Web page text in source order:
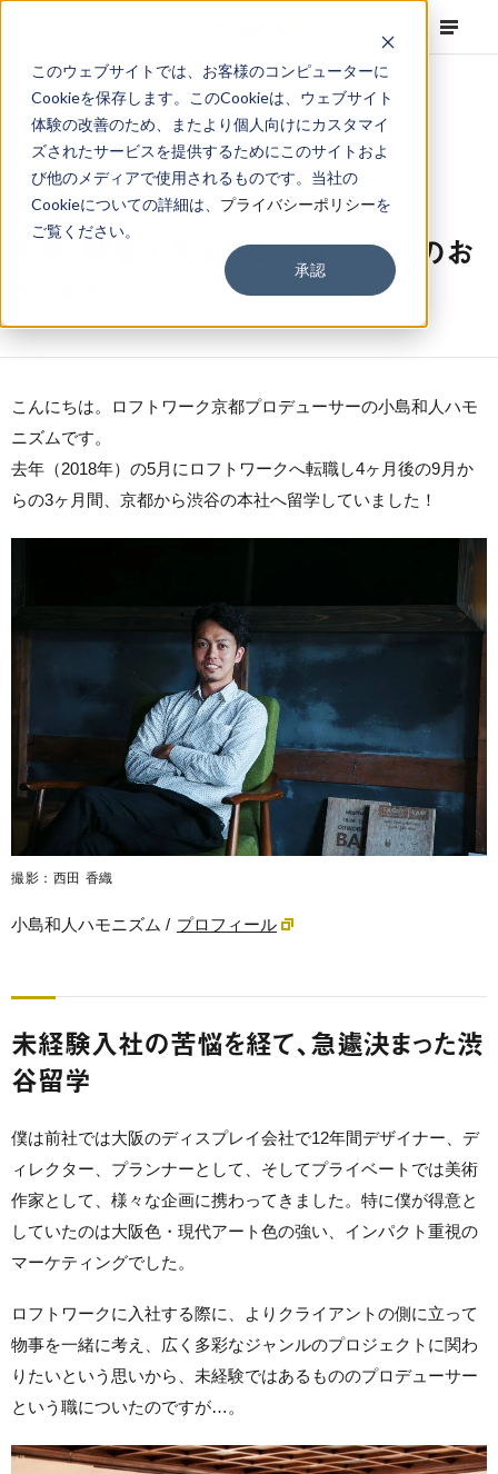
このウェブサイトでは、お客様のコンピューターに
Cookieを保存します。このCookieは、ウェブサイト
体験の改善のため、またより個人向けにカスタマイ
ズされたサービスを提供するためにこのサイトおよ
び他のメディアで使用されるものです。当社の
Cookieについての詳細は、 プライバシーポリシーを
ご覧ください。
承認
NEWS Corporate Column 2019.04.16
渋谷で働いたから気づけた、
京都・関西で生まれるプロジェクトのお
こんにちは。ロフトワーク京都プロデューサーの小島和人ハモ
ニズムです。
去年（2018年）の5月にロフトワークへ転職し4ヶ月後の9月か
らの3ヶ月間、京都から渋谷の本社へ留学していました！
撮影：西田 香織
小島和人ハモニズム / プロフィール
未経験入社の苦悩を経て、急遽決まった渋
谷留学
僕は前社では大阪のディスプレイ会社で12年間デザイナー、デ
ィレクター、プランナーとして、そしてプライベートでは美術
作家として、様々な企画に携わってきました。特に僕が得意と
していたのは大阪色・現代アート色の強い、インパクト重視の
マーケティングでした。
ロフトワークに入社する際に、よりクライアントの側に立って
物事を一緒に考え、広く多彩なジャンルのプロジェクトに関わ
りたいという思いから、未経験ではあるもののプロデューサー
という職についたのですが…。